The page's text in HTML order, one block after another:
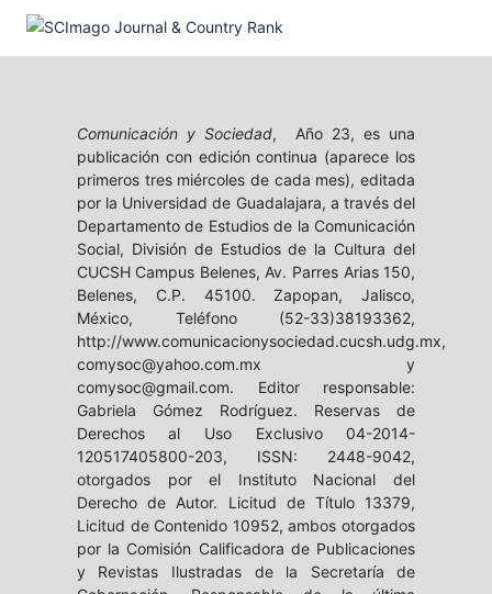
Comunicación y Sociedad, Año 23, es una
publicación con edición continua (aparece los
primeros tres miércoles de cada mes), editada
por la Universidad de Guadalajara, a través del
Departamento de Estudios de la Comunicación
Social, División de Estudios de la Cultura del
CUCSH Campus Belenes, Av. Parres Arias 150,
Belenes, C.P. 45100. Zapopan, Jalisco,
México, Teléfono (52-33)38193362,
http://www.comunicacionysociedad.cucsh.udg.mx,
comysoc@yahoo.com.mx y
comysoc@gmail.com. Editor responsable:
Gabriela Gómez Rodríguez. Reservas de
Derechos al Uso Exclusivo 04-2014-
120517405800-203, ISSN: 2448-9042,
otorgados por el Instituto Nacional del
Derecho de Autor. Licitud de Título 13379,
Licitud de Contenido 10952, ambos otorgados
por la Comisión Calificadora de Publicaciones
y Revistas Ilustradas de la Secretaría de